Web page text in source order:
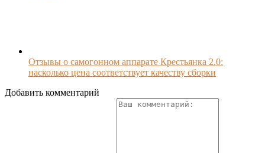
Отзывы о самогонном аппарате Крестьянка 2.0:
насколько цена соответствует качеству сборки
Добавить комментарий